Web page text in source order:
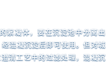
絮凝体，要在沉淀池中分离出
混凝沉淀后即可使用。但对城
清工艺中的过滤处理，混凝沉